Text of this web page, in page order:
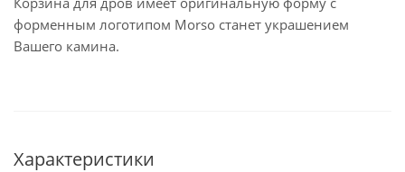
форменным логотипом Morso станет украшением
Вашего камина.
Характеристики